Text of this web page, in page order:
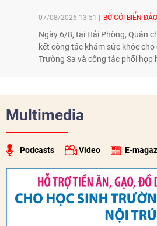
07/08/2026 13:51 BỜ CÕI BIỂN ĐẢO
Ngày 6/8, tại Hải Phòng, Quân
kết công tác khám sức khỏe
Trường Sa và công tác phối hợp
cấp thuốc, điều trị cho cán bộ,
quần đảo.
Multimedia
Podcasts Video E-